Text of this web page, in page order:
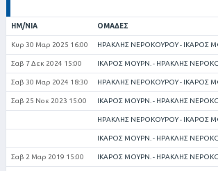
ΗΜ/ΝΊΑ ΟΜΆΔΕΣ
Κυρ 30 Μαρ 2025 16:00 ΗΡΑΚΛΗΣ ΝΕΡΟΚΟΥΡΟΥ - ΙΚΑΡΟΣ
Σαβ 7 Δεκ 2024 15:00 ΙΚΑΡΟΣ ΜΟΥΡΝ. - ΗΡΑΚΛΗΣ
Σαβ 30 Μαρ 2024 18:30 ΗΡΑΚΛΗΣ ΝΕΡΟΚΟΥΡΟΥ - ΙΚΑΡΟΣ
Σαβ 25 Νοε 2023 15:00 ΙΚΑΡΟΣ ΜΟΥΡΝ. - ΗΡΑΚΛΗΣ
ΗΡΑΚΛΗΣ ΝΕΡΟΚΟΥΡΟΥ - ΙΚΑΡΟΣ
ΙΚΑΡΟΣ ΜΟΥΡΝ. - ΗΡΑΚΛΗΣ
Σαβ 2 Μαρ 2019 15:00 ΙΚΑΡΟΣ ΜΟΥΡΝ. - ΗΡΑΚΛΗΣ